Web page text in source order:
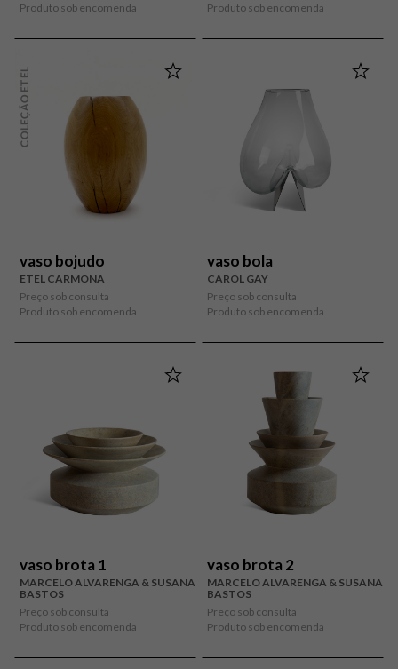
Produto sob encomenda
Produto sob encomenda
COLEÇÃO ETEL
vaso bojudo
ETEL CARMONA
Preço sob consulta
Produto sob encomenda
vaso bola
CAROL GAY
Preço sob consulta
Produto sob encomenda
vaso brota 1
MARCELO ALVARENGA & SUSANA
BASTOS
Preço sob consulta
Produto sob encomenda
vaso brota 2
MARCELO ALVARENGA & SUSANA
BASTOS
Preço sob consulta
Produto sob encomenda